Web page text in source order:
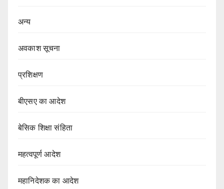
अन्य
अवकाश सूचना
प्रशिक्षण
बीएसए का आदेश
बेसिक शिक्षा संहिता
महत्वपूर्ण आदेश
महानिदेशक का आदेश